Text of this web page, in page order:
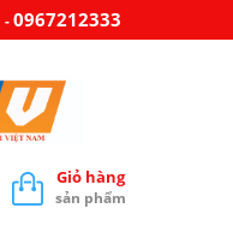
-0967212333
Giỏ hàng
sản phẩm